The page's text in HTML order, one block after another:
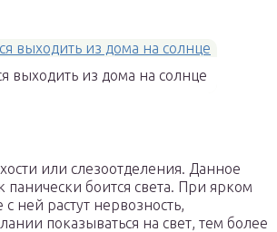
выходить из дома на солнце
или слезоотделения. Данное
боится света. При ярком
ней растут нервозность,
показываться на свет, тем более